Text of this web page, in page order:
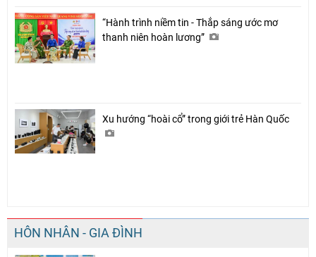
“Hành trình niềm tin - Thắp sáng ước mơ
thanh niên hoàn lương”
Xu hướng “hoài cổ” trong giới trẻ Hàn Quốc
HÔN NHÂN - GIA ĐÌNH